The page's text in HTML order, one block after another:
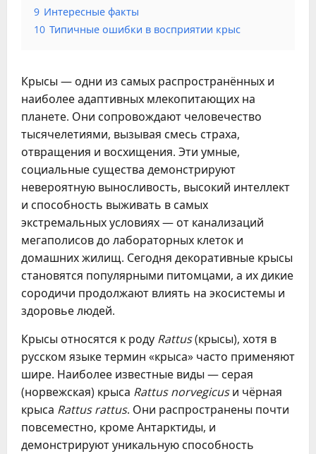
9 Интересные факты
10 Типичные ошибки в восприятии крыс
Крысы — одни из самых распространённых и
наиболее адаптивных млекопитающих на
планете. Они сопровождают человечество
тысячелетиями, вызывая смесь страха,
отвращения и восхищения. Эти умные,
социальные существа демонстрируют
невероятную выносливость, высокий интеллект
и способность выживать в самых
экстремальных условиях — от канализаций
мегаполисов до лабораторных клеток и
домашних жилищ. Сегодня декоративные крысы
становятся популярными питомцами, а их дикие
сородичи продолжают влиять на экосистемы и
здоровье людей.
Крысы относятся к роду Rattus(крысы), хотя в
русском языке термин «крыса» часто применяют
шире. Наиболее известные виды — серая
(норвежская) крыса Rattus norvegicusи чёрная
крыса Rattus rattus. Они распространены почти
повсеместно, кроме Антарктиды, и
демонстрируют уникальную способность